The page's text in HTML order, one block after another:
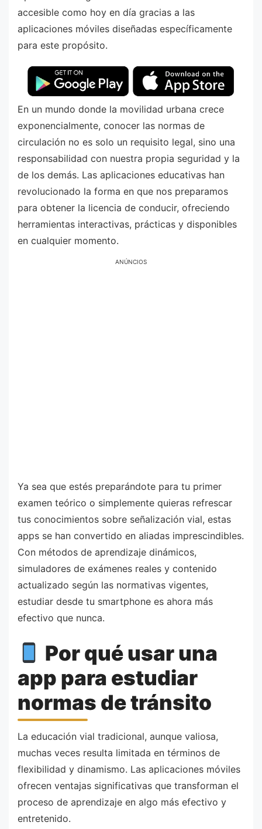
accesible como hoy en día gracias a las
aplicaciones móviles diseñadas específicamente
para este propósito.
En un mundo donde la movilidad urbana crece
exponencialmente, conocer las normas de
circulación no es solo un requisito legal, sino una
responsabilidad con nuestra propia seguridad y la
de los demás. Las aplicaciones educativas han
revolucionado la forma en que nos preparamos
para obtener la licencia de conducir, ofreciendo
herramientas interactivas, prácticas y disponibles
en cualquier momento.
ANÚNCIOS
Ya sea que estés preparándote para tu primer
examen teórico o simplemente quieras refrescar
tus conocimientos sobre señalización vial, estas
apps se han convertido en aliadas imprescindibles.
Con métodos de aprendizaje dinámicos,
simuladores de exámenes reales y contenido
actualizado según las normativas vigentes,
estudiar desde tu smartphone es ahora más
efectivo que nunca.
Por qué usar una
app para estudiar
normas de tránsito
La educación vial tradicional, aunque valiosa,
muchas veces resulta limitada en términos de
flexibilidad y dinamismo. Las aplicaciones móviles
ofrecen ventajas significativas que transforman el
proceso de aprendizaje en algo más efectivo y
entretenido.